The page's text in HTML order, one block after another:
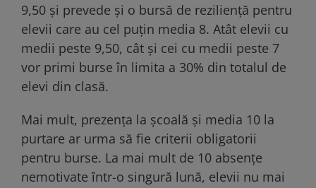
9,50 și prevede și o bursă de reziliență pentru
elevii care au cel puțin media 8. Atât elevii cu
medii peste 9,50, cât și cei cu medii peste 7
vor primi burse în limita a 30% din totalul de
elevi din clasă.
Mai mult, prezența la școală și media 10 la
purtare ar urma să fie criterii obligatorii
pentru burse. La mai mult de 10 absențe
nemotivate într-o singură lună, elevii nu mai